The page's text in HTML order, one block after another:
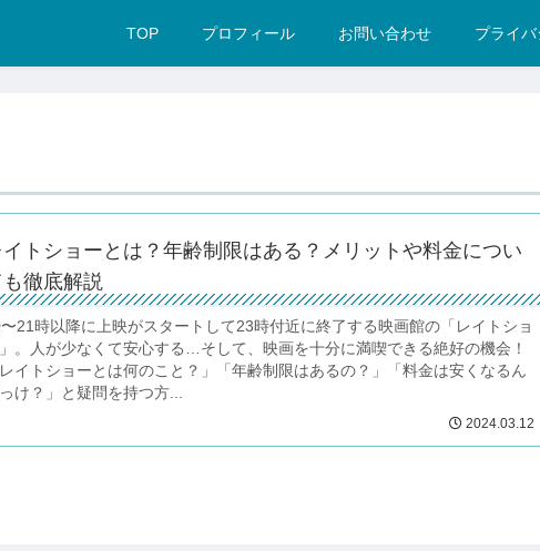
TOP プロフィール お問い合わせ プライ
イトショーとは？年齢制限はある？メリットや料金につい
も徹底解説
21時以降に上映がスタートして23時付近に終了する映画館の「レイトショ
。人が少なくて安心する…そして、映画を十分に満喫できる絶好の機会！
レイトショーとは何のこと？」「年齢制限はあるの？」「料金は安くなるん
け？」と疑問を持つ方...
2024.03.12